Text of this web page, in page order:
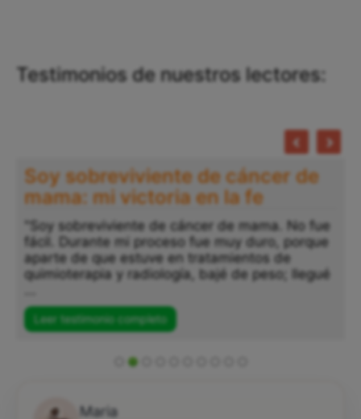
Testimonios de nuestros lectores:
Testimonio Vanessa: Después de
años luchando contra mis
adicciones: Dios me salvó
"Después de años luchando contra mis
adicciones, y cuando ya creía que todo estaba
perdido, Dios, con su misericordia y amor, me
...